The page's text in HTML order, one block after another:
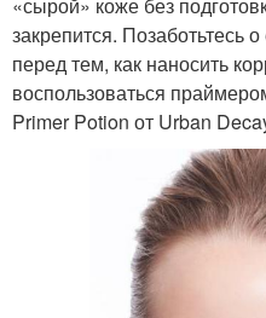
закрепится. Позаботьтесь
перед тем, как наносить
воспользоваться
Primer Potion от Urban